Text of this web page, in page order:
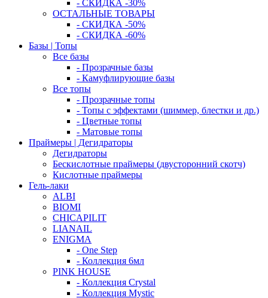
- СКИДКА -30%
ОСТАЛЬНЫЕ ТОВАРЫ
- СКИДКА -50%
- СКИДКА -60%
Базы | Топы
Все базы
- Прозрачные базы
- Камуфлирующие базы
Все топы
- Прозрачные топы
- Топы с эффектами (шиммер, блестки и др.)
- Цветные топы
- Матовые топы
Праймеры | Дегидраторы
Дегидраторы
Бескислотные праймеры (двусторонний скотч)
Кислотные праймеры
Гель-лаки
ALBI
BIOMI
CHICAPILIT
LIANAIL
ENIGMA
- One Step
- Коллекция 6мл
PINK HOUSE
- Коллекция Crystal
- Коллекция Mystic